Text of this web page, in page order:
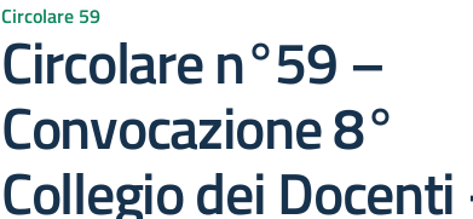
Circolare 59
Circolare n°59 –
Convocazione 8°
Collegio dei